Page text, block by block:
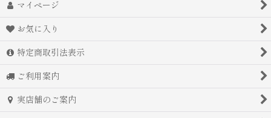
マイページ
お気に入り
特定商取引法表示
ご利用案内
実店舗のご案内